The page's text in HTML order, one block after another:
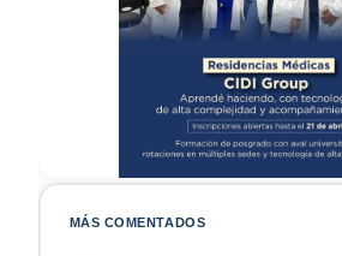
MÁS COMENTADOS